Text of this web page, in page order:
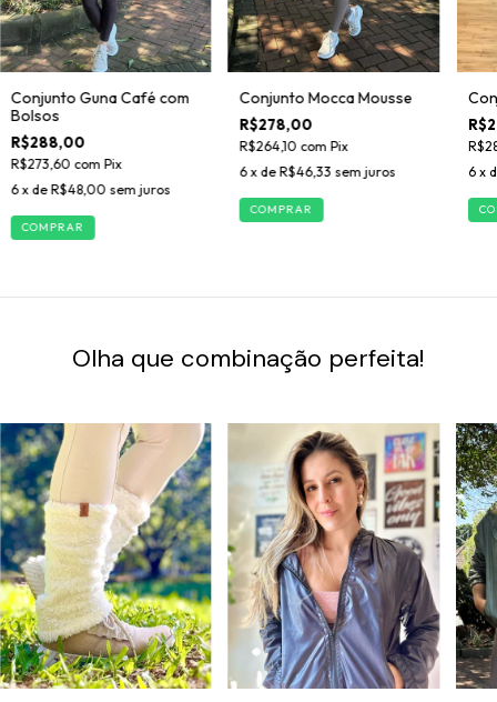
Conjunto Guna Café com
Bolsos
R$288,00
R$273,60 com Pix
6 x de R$48,00 sem juros
COMPRAR
Conjunto Mocca Mousse
R$278,00
R$264,10 com Pix
6 x de R$46,33 sem juros
COMPRAR
6 x
Olha que combinação perfeita!